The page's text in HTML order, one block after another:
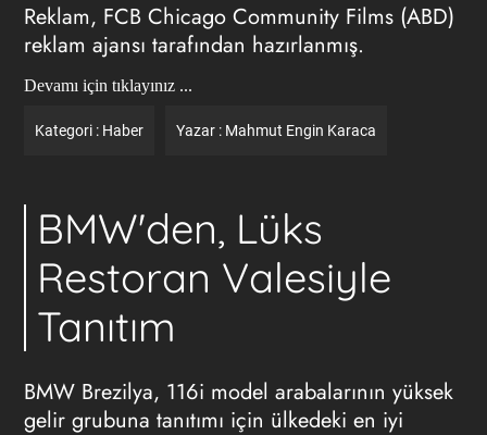
Reklam, FCB Chicago Community Films (ABD)
reklam ajansı tarafından hazırlanmış.
Devamı için tıklayınız ...
Kategori : Haber Yazar : Mahmut Engin Karaca
BMW'den, Lüks
Restoran Valesiyle
Tanıtım
BMW Brezilya, 116i model arabalarının yüksek
gelir grubuna tanıtımı için ülkedeki en iyi